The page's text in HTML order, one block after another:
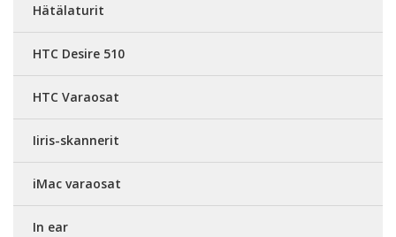
Hätälaturit
HTC Desire 510
HTC Varaosat
Iiris-skannerit
iMac varaosat
In ear